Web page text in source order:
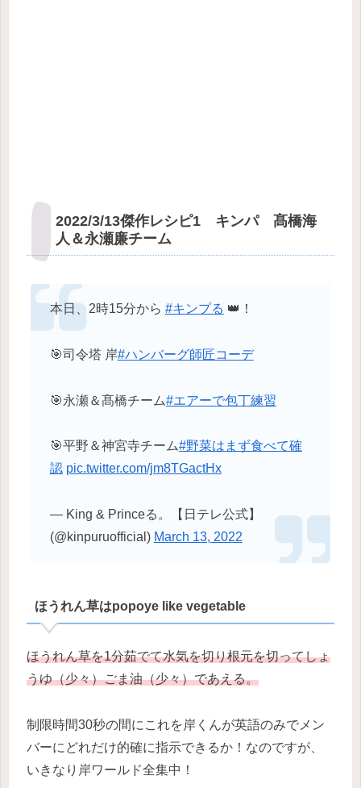
2022/3/13傑作レシピ1 キンパ 髙橋海
人＆永瀬廉チーム
本日、2時15分から #キンプる 👑！
🎯司令塔 岸#ハンバーグ師匠コーデ
🎯永瀬＆髙橋チーム#エアーで包丁練習
🎯平野＆神宮寺チーム#野菜はまず食べて確
認 pic.twitter.com/jm8TGactHx
— King & Princeる。【日テレ公式】
(@kinpuruofficial) March 13, 2022
ほうれん草はpopoye like vegetable
ほうれん草を1分茹でて水気を切り根元を切ってしょ
うゆ（少々）ごま油（少々）であえる。
制限時間30秒の間にこれを岸くんが英語のみでメン
バーにどれだけ的確に指示できるか！なのですが、
いきなり岸ワールド全集中！